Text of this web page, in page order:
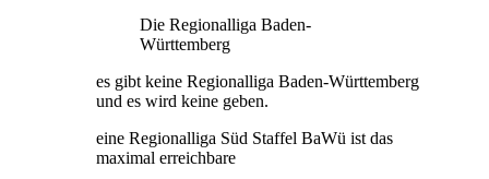
Die Regionalliga Baden-
Württemberg
es gibt keine Regionalliga Baden-Württemberg
und es wird keine geben.
eine Regionalliga Süd Staffel BaWü ist das
maximal erreichbare